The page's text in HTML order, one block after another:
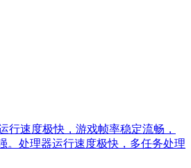
行速度极快，游戏帧率稳定流畅，
。处理器运行速度极快，多任务处理